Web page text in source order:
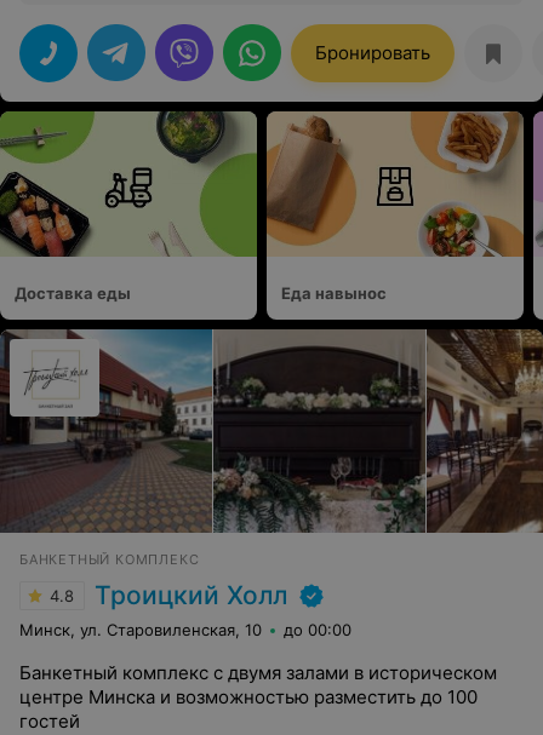
оформить заказ на ужин — ведь ожидание блюда
непосредственно перед концертом могло занять
немало времени. Это предложение сразу же
продемонстрировало высокий уровень сервиса и
внимательное отношение к гостям. Без колебаний я
принял их предложение и посетил ресторан лично,
чтобы выбрать всё самое лучшее именно для дедушки.
Всё прошло гладко и комфортно благодаря вниманию
персонала и качественной организации процесса
заказа. И вот настал долгожданный вечер. Когда
дедушка пришел, стол уже ждал своего почётного
гостя-никакого ожидания, никаких задержек. После
концерта восторг дедушки был неподдельным:
сервис вызвали искреннее восхищение. Дедушка
поделился впечатлениями обо всём увиденном и
услышанном, особо отметив профессионализм и
внимание сотрудников ресторана. Благодарю!
Бронировать
Доставка еды Еда навынос
БАНКЕТНЫЙ КОМПЛЕКС
4.8 Троицкий Холл
Минск, ул. Старовиленская, 10 до 00:00
Банкетный комплекс с двумя залами в историческом
центре Минска и возможностью разместить до 100
гостей